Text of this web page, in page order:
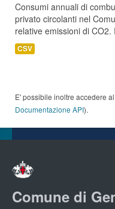
Consumi annuali di
privato circolanti nel
relative emissioni di CO2.
CSV
E' possibile inoltre accedere
Documentazione API).
Comune di